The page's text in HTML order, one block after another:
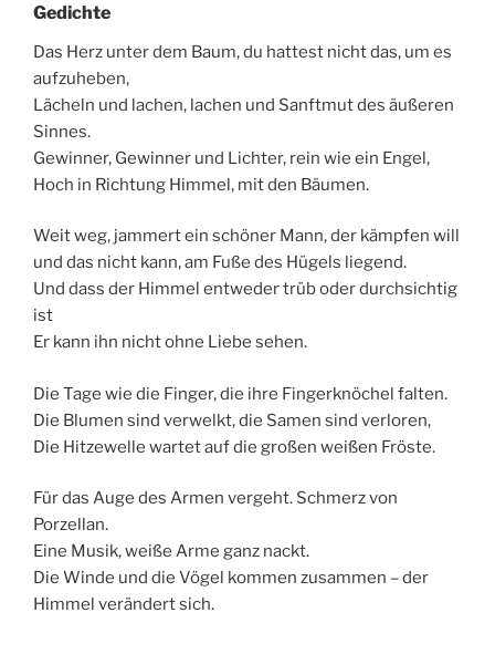
Gedichte
Das Herz unter dem Baum, du hattest nicht das, um es
aufzuheben,
Lächeln und lachen, lachen und Sanftmut des äußeren
Sinnes.
Gewinner, Gewinner und Lichter, rein wie ein Engel,
Hoch in Richtung Himmel, mit den Bäumen.
Weit weg, jammert ein schöner Mann, der kämpfen will
und das nicht kann, am Fuße des Hügels liegend.
Und dass der Himmel entweder trüb oder durchsichtig
ist
Er kann ihn nicht ohne Liebe sehen.
Die Tage wie die Finger, die ihre Fingerknöchel falten.
Die Blumen sind verwelkt, die Samen sind verloren,
Die Hitzewelle wartet auf die großen weißen Fröste.
Für das Auge des Armen vergeht. Schmerz von
Porzellan.
Eine Musik, weiße Arme ganz nackt.
Die Winde und die Vögel kommen zusammen – der
Himmel verändert sich.